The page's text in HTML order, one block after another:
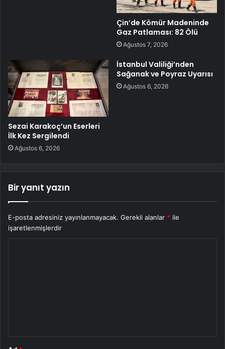
Çin’de Kömür Madeninde
Gaz Patlaması: 82 Ölü
Ağustos 7, 2026
Sezai Karakoç’un Eserleri
İlk Kez Sergilendi
Ağustos 6, 2026
İstanbul Valiliği’nden
Sağanak ve Poyraz Uyarısı
Ağustos 6, 2026
Bir yanıt yazın
E-posta adresiniz yayınlanmayacak. Gerekli alanlar * ile
işaretlenmişlerdir